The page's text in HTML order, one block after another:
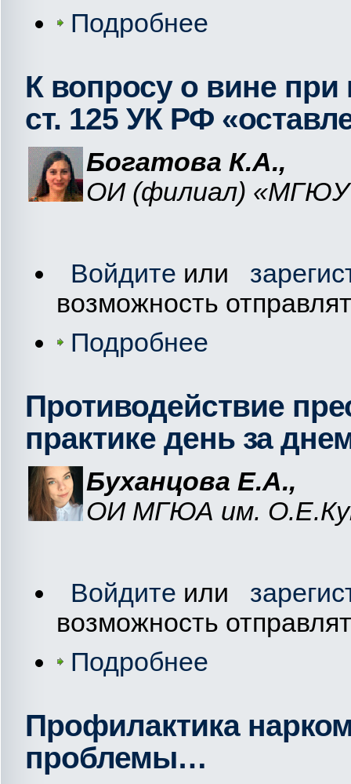
Подробнее
К вопросу о вине
ст. 125 УК РФ
Богатова К.А.,
ОИ (филиал)
Войдите или
возможность
Подробнее
Противодействие
практике день за
Буханцова Е.А.,
ОИ МГЮА им.
Войдите или
возможность
Подробнее
Профилактика
проблемы…